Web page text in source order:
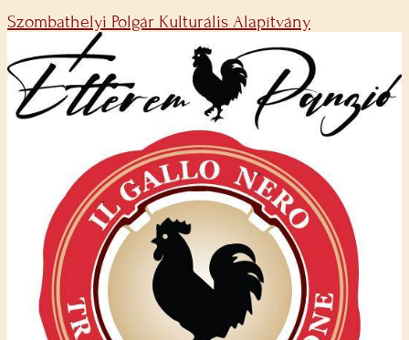
Szombathelyi Polgár Kulturális Alapítvány